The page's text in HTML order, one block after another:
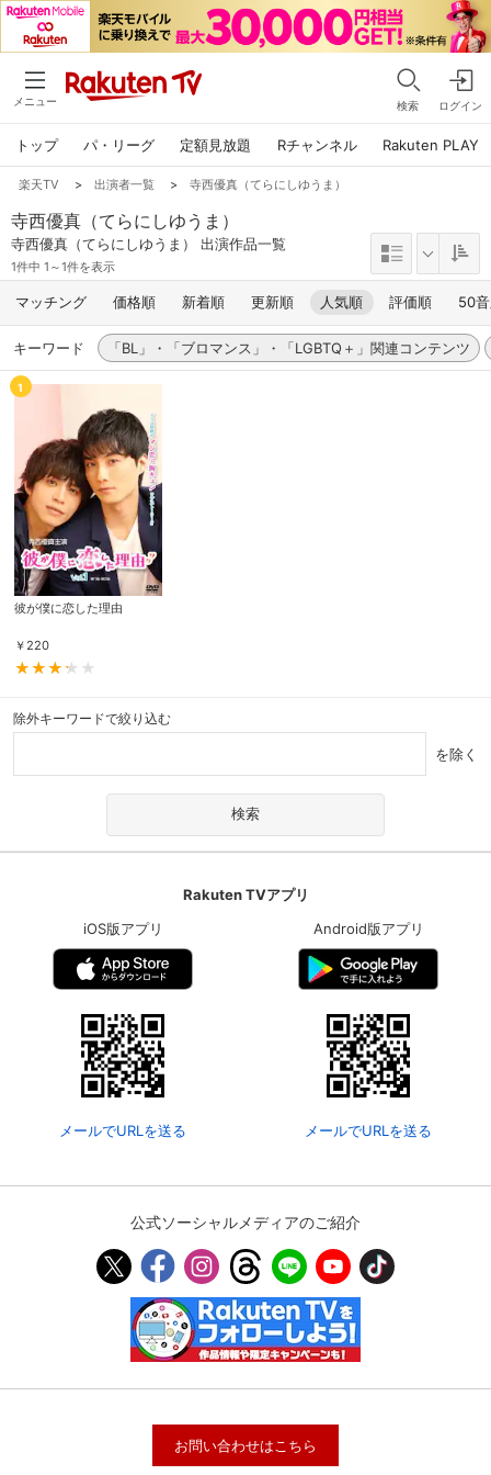
メニュー 検索 ログイン
トップ パ・リーグ 定額見放題 Rチャンネル Rakuten PLAY
楽天TV > 出演者一覧 > 寺西優真（てらにしゆうま）
寺西優真（てらにしゆうま）
寺西優真（てらにしゆうま） 出演作品一覧
1件中 1～1件を表示
マッチング 価格順 新着順 更新順 人気順 評価順 50
キーワード 「BL」・「ブロマンス」・「LGBTQ＋」関連コンテンツ
1
彼が僕に恋した理由
￥ 220
除外キーワードで絞り込む
を除く
Rakuten TVアプリ
iOS版アプリ
メールでURLを送る
Android版アプリ
メールでURLを送る
公式ソーシャルメディアのご紹介
お問い合わせはこちら